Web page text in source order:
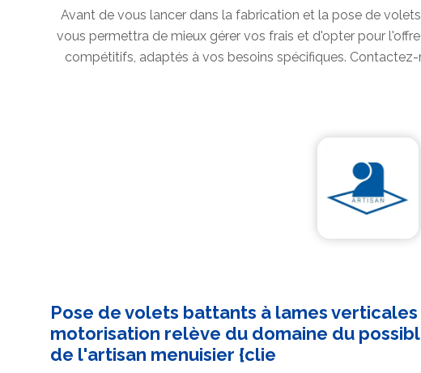
Avant de vous lancer dans la fabrication et la pose de
vous permettra de mieux gérer vos frais et d'opter pour
compétitifs, adaptés à vos besoins spécifiques.
Pose de volets battants à lames
motorisation relève du domaine du
de l'artisan menuisier {clie